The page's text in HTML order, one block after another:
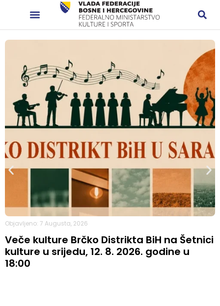
Objavljeno: 7 Augusta, 2026
Veče kulture Brčko Distrikta BiH na Šetnici
kulture u srijedu, 12. 8. 2026. godine u
18:00